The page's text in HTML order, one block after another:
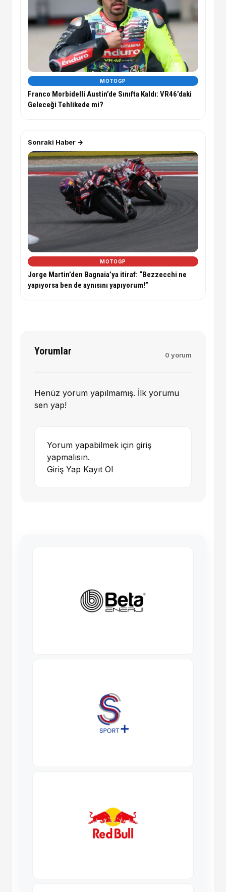
MOTOGP
Franco Morbidelli Austin’de Sınıfta Kaldı: VR46’daki
Geleceği Tehlikede mi?
Sonraki Haber →
MOTOGP
Jorge Martin’den Bagnaia’ya itiraf: “Bezzecchi ne
yapıyorsa ben de aynısını yapıyorum!”
Yorumlar 0 yorum
Henüz yorum yapılmamış. İlk yorumu
sen yap!
Yorum yapabilmek için giriş
yapmalısın.
Giriş Yap Kayıt Ol